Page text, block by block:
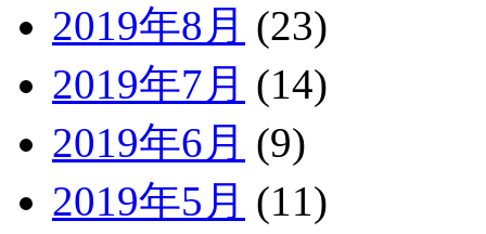
2019年8月 (23)
2019年7月 (14)
2019年6月 (9)
2019年5月 (11)